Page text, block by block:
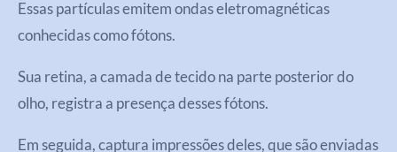
Essas partículas emitem ondas eletromagnéticas
conhecidas como fótons.
Sua retina, a camada de tecido na parte posterior do
olho, registra a presença desses fótons.
Em seguida, captura impressões deles, que são enviadas